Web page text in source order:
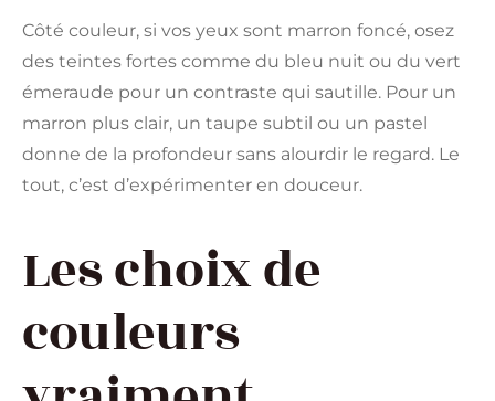
Côté couleur, si vos yeux sont marron foncé, osez
des teintes fortes comme du bleu nuit ou du vert
émeraude pour un contraste qui sautille. Pour un
marron plus clair, un taupe subtil ou un pastel
donne de la profondeur sans alourdir le regard. Le
tout, c’est d’expérimenter en douceur.
Les choix de
couleurs